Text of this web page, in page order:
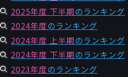
2025年度 下半期のランキング
2024年度のランキング
2024年度 上半期のランキング
2024年度 下半期のランキング
2023年度のランキング